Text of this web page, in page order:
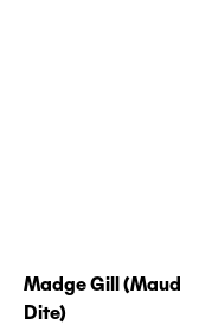
Madge Gill (maude
Dite)